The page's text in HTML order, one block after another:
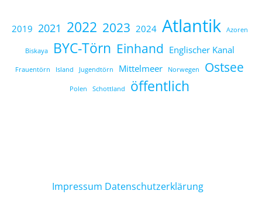
2019 2021 2022 2023 2024 Atlantik Azoren
Biskaya BYC-Törn Einhand Englischer Kanal
Frauentörn Island Jugendtörn Mittelmeer Norwegen Ostsee
Polen Schottland öffentlich
Impressum Datenschutzerklärung